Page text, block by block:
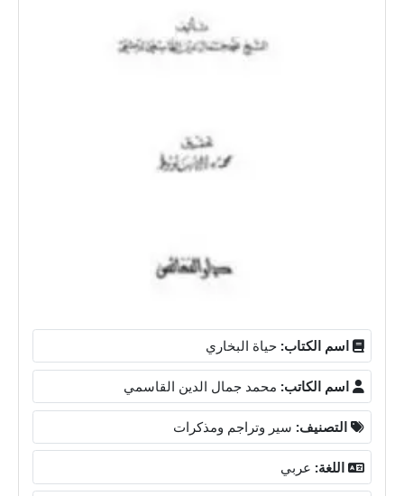
اسم الكتاب: حياة البخاري
اسم الكاتب: محمد جمال الدين القاسمي
التصنيف: سير وتراجم ومذكرات
اللغة: عربي